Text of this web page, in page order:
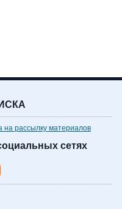
на рассылку материалов
сетях